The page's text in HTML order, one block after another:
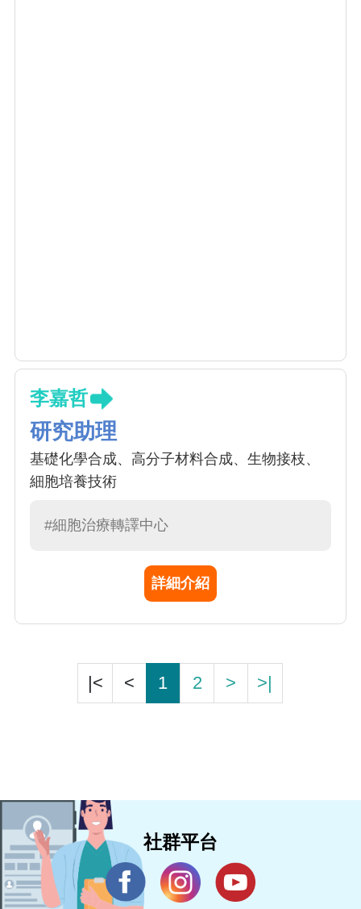
李嘉哲
研究助理
基礎化學合成、高分子材料合成、生物接枝、
細胞培養技術
#細胞治療轉譯中心
詳細介紹
|< < 1 2 > >|
社群平台